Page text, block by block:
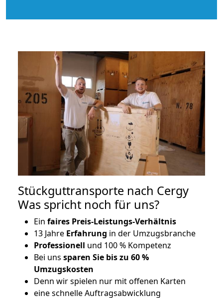
Stückguttransporte nach Cergy
Was spricht noch für uns?
Ein faires Preis-Leistungs-Verhältnis
13 Jahre Erfahrung in der Umzugsbranche
Professionell und 100 % Kompetenz
Bei uns sparen Sie bis zu 60 %
Umzugskosten
Denn wir spielen nur mit offenen Karten
eine schnelle Auftragsabwicklung